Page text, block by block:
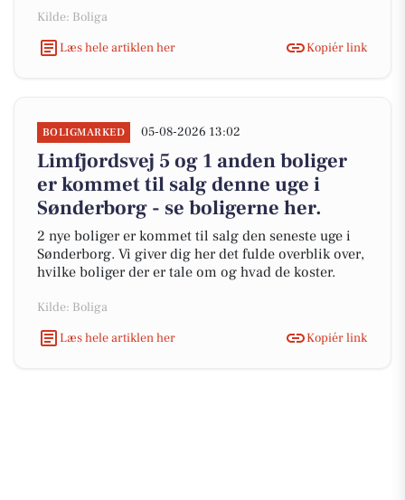
Kilde: Boliga
Læs hele artiklen her
Kopiér link
BOLIGMARKED 05-08-2026 13:02
Limfjordsvej 5 og 1 anden boliger
er kommet til salg denne uge i
Sønderborg - se boligerne her.
2 nye boliger er kommet til salg den seneste uge i
Sønderborg. Vi giver dig her det fulde overblik over,
hvilke boliger der er tale om og hvad de koster.
Kilde: Boliga
Læs hele artiklen her
Kopiér link